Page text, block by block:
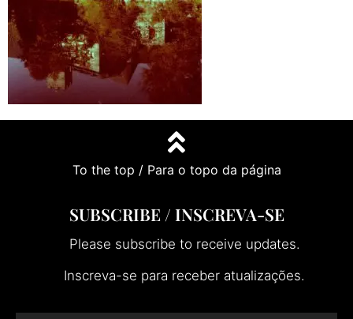
To the top / Para o topo da página
SUBSCRIBE / INSCREVA-SE
Please subscribe to receive updates.
Inscreva-se para receber atualizações.